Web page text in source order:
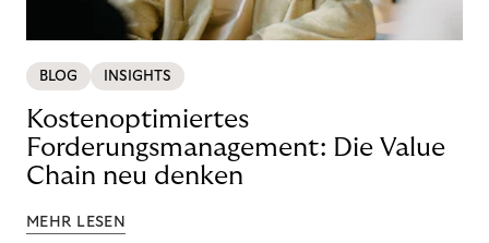
BLOG INSIGHTS
Kostenoptimiertes
Forderungsmanagement: Die Value
Chain neu denken
MEHR LESEN